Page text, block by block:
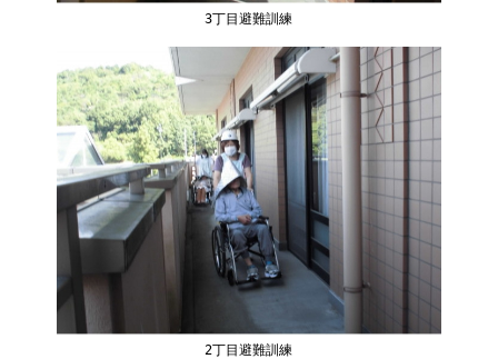
3丁目避難訓練
2丁目避難訓練